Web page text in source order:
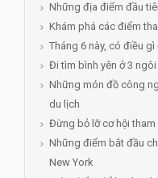
Những địa điểm đầu
Khám phá các điểm
Tháng 6 này, có điều
Đi tìm bình yên ở 3
Những món đồ công
du lịch
Đừng bỏ lỡ cơ hội tham
Những điểm bắt đầu
New York